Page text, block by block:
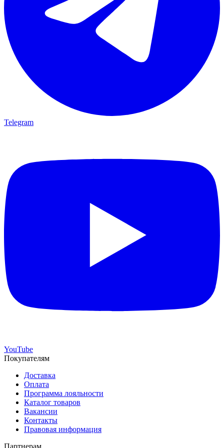
Telegram
YouTube
Покупателям
Доставка
Оплата
Программа лояльности
Каталог товаров
Вакансии
Контакты
Правовая информация
Партнерам